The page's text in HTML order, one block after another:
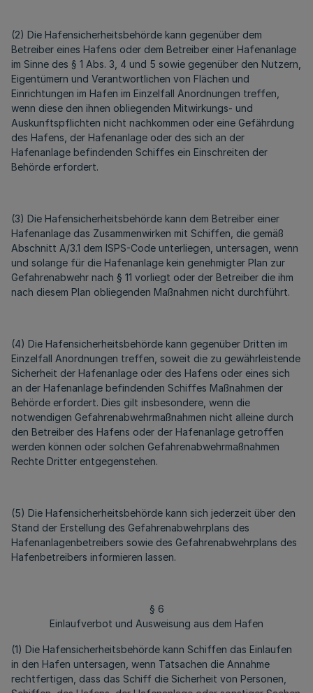
(2) Die Hafensicherheitsbehörde kann gegenüber dem
Betreiber eines Hafens oder dem Betreiber einer Hafenanlage
im Sinne des § 1 Abs. 3, 4 und 5 sowie gegenüber den Nutzern,
Eigentümern und Verantwortlichen von Flächen und
Einrichtungen im Hafen im Einzelfall Anordnungen treffen,
wenn diese den ihnen obliegenden Mitwirkungs- und
Auskunftspflichten nicht nachkommen oder eine Gefährdung
des Hafens, der Hafenanlage oder des sich an der
Hafenanlage befindenden Schiffes ein Einschreiten der
Behörde erfordert.
(3) Die Hafensicherheitsbehörde kann dem Betreiber einer
Hafenanlage das Zusammenwirken mit Schiffen, die gemäß
Abschnitt A/3.1 dem ISPS-Code unterliegen, untersagen, wenn
und solange für die Hafenanlage kein genehmigter Plan zur
Gefahrenabwehr nach § 11 vorliegt oder der Betreiber die ihm
nach diesem Plan obliegenden Maßnahmen nicht durchführt.
(4) Die Hafensicherheitsbehörde kann gegenüber Dritten im
Einzelfall Anordnungen treffen, soweit die zu gewährleistende
Sicherheit der Hafenanlage oder des Hafens oder eines sich
an der Hafenanlage befindenden Schiffes Maßnahmen der
Behörde erfordert. Dies gilt insbesondere, wenn die
notwendigen Gefahrenabwehrmaßnahmen nicht alleine durch
den Betreiber des Hafens oder der Hafenanlage getroffen
werden können oder solchen Gefahrenabwehrmaßnahmen
Rechte Dritter entgegenstehen.
(5) Die Hafensicherheitsbehörde kann sich jederzeit über den
Stand der Erstellung des Gefahrenabwehrplans des
Hafenanlagenbetreibers sowie des Gefahrenabwehrplans des
Hafenbetreibers informieren lassen.
§ 6
Einlaufverbot und Ausweisung aus dem Hafen
(1) Die Hafensicherheitsbehörde kann Schiffen das Einlaufen
in den Hafen untersagen, wenn Tatsachen die Annahme
rechtfertigen, dass das Schiff die Sicherheit von Personen,